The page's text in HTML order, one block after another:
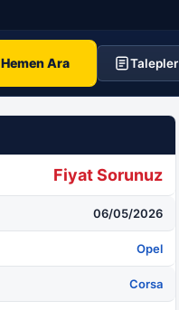
Hemen Ara Talepler
Fiyat Sorunuz
06/05/2026
Opel
Corsa